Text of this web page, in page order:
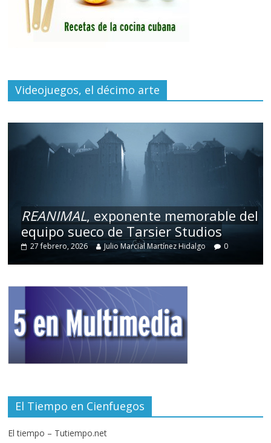
Videojuegos, el décimo arte
REANIMAL, exponente memorable del
equipo sueco de Tarsier Studios
27 febrero, 2026 Julio Marcial Martínez Hidalgo 0
El Tiempo en Cienfuegos
El tiempo – Tutiempo.net